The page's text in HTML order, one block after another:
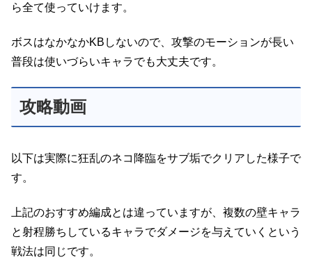
ら全て使っていけます。
ボスはなかなかKBしないので、攻撃のモーションが長い
普段は使いづらいキャラでも大丈夫です。
攻略動画
以下は実際に狂乱のネコ降臨をサブ垢でクリアした様子で
す。
上記のおすすめ編成とは違っていますが、複数の壁キャラ
と射程勝ちしているキャラでダメージを与えていくという
戦法は同じです。